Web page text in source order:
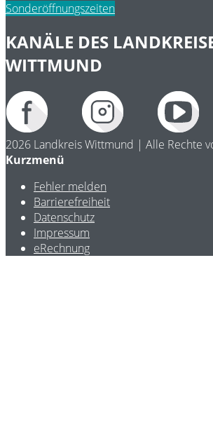
Sonderöffnungszeiten
KANÄLE DES
WITTMUND
2026 Landkreis Wittmund | Alle Rechte
Kurzmenü
Fehler melden
Barrierefreiheit
Datenschutz
Impressum
eRechnung